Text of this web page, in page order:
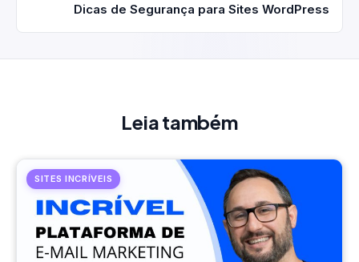
Dicas de Segurança para Sites WordPress
Leia também
SITES INCRÍVEIS